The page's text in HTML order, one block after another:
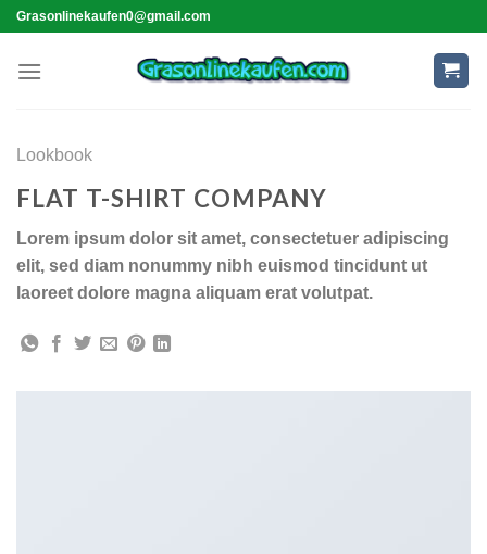
Skip
content
Grasonlinekaufen0@gmail.com
Lookbook
FLAT T-SHIRT COMPANY
Lorem ipsum dolor sit amet, consectetuer adipiscing
elit, sed diam nonummy nibh euismod tincidunt ut
laoreet dolore magna aliquam erat volutpat.